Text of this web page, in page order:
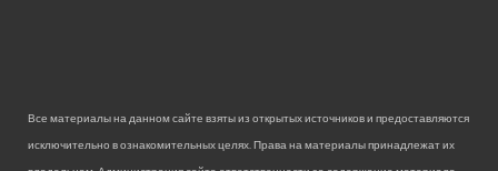
Все материалы на данном сайте взяты из открытых источников и предоставляются
исключительно в ознакомительных целях. Права на материалы принадлежат их